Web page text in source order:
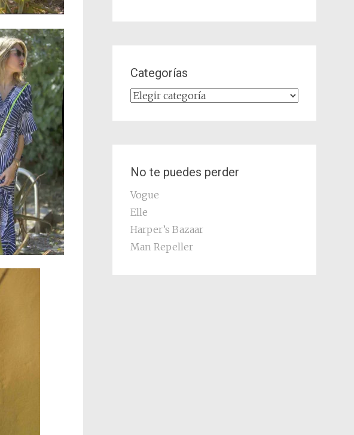
Categorías
Categorías
No te puedes perder
Vogue
Elle
Harper’s Bazaar
Man Repeller